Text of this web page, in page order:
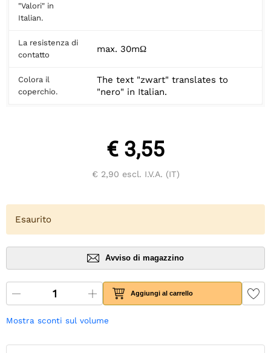
"Valori" in
Italian.
La resistenza di
contatto
max. 30mΩ
Colora il
coperchio.
The text "zwart" translates to
"nero" in Italian.
€ 3,55
€ 2,90 escl. I.V.A. (IT)
Esaurito
Avviso di magazzino
Aggiungi al carrello
Mostra sconti sul volume